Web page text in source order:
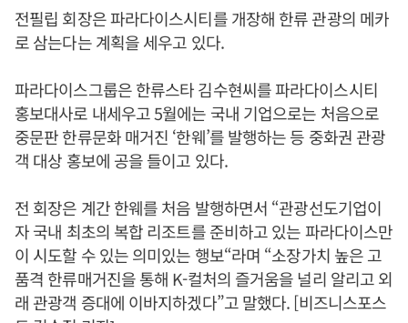
전필립 회장은 파라다이스시티를 개장해 한류 관광의 메카
로 삼는다는 계획을 세우고 있다.
파라다이스그룹은 한류스타 김수현씨를 파라다이스시티
홍보대사로 내세우고 5월에는 국내 기업으로는 처음으로
중문판 한류문화 매거진 ‘한웨’를 발행하는 등 중화권 관광
객 대상 홍보에 공을 들이고 있다.
전 회장은 계간 한웨를 처음 발행하면서 “관광선도기업이
자 국내 최초의 복합 리조트를 준비하고 있는 파라다이스만
이 시도할 수 있는 의미있는 행보“라며 “소장가치 높은 고
품격 한류매거진을 통해 K-컬처의 즐거움을 널리 알리고 외
래 관광객 증대에 이바지하겠다”고 말했다. [비즈니스포스